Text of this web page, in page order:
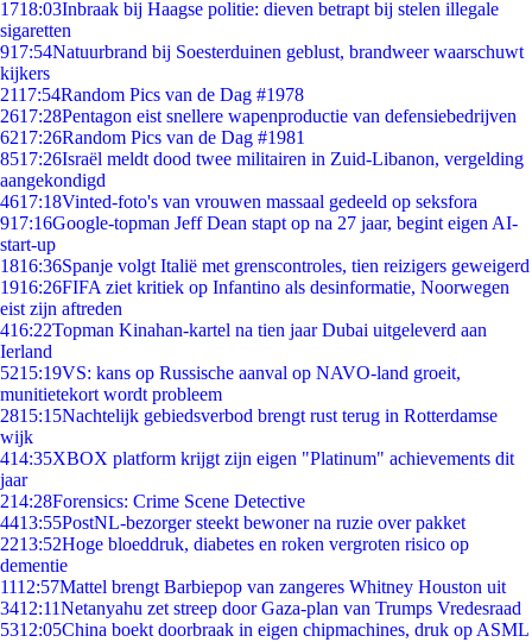
1718:03Inbraak bij Haagse politie: dieven betrapt bij stelen illegale
sigaretten
917:54Natuurbrand bij Soesterduinen geblust, brandweer waarschuwt
kijkers
2117:54Random Pics van de Dag #1978
2617:28Pentagon eist snellere wapenproductie van defensiebedrijven
6217:26Random Pics van de Dag #1981
8517:26Israël meldt dood twee militairen in Zuid-Libanon, vergelding
aangekondigd
4617:18Vinted-foto's van vrouwen massaal gedeeld op seksfora
917:16Google-topman Jeff Dean stapt op na 27 jaar, begint eigen AI-
start-up
1816:36Spanje volgt Italië met grenscontroles, tien reizigers geweigerd
1916:26FIFA ziet kritiek op Infantino als desinformatie, Noorwegen
eist zijn aftreden
416:22Topman Kinahan-kartel na tien jaar Dubai uitgeleverd aan
Ierland
5215:19VS: kans op Russische aanval op NAVO-land groeit,
munitietekort wordt probleem
2815:15Nachtelijk gebiedsverbod brengt rust terug in Rotterdamse
wijk
414:35XBOX platform krijgt zijn eigen "Platinum" achievements dit
jaar
214:28Forensics: Crime Scene Detective
4413:55PostNL-bezorger steekt bewoner na ruzie over pakket
2213:52Hoge bloeddruk, diabetes en roken vergroten risico op
dementie
1112:57Mattel brengt Barbiepop van zangeres Whitney Houston uit
3412:11Netanyahu zet streep door Gaza-plan van Trumps Vredesraad
5312:05China boekt doorbraak in eigen chipmachines, druk op ASML